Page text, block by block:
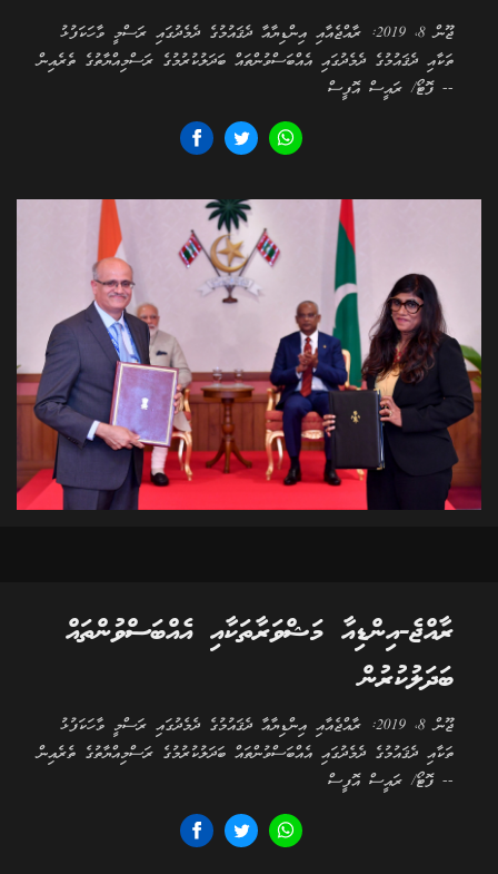
ޖޫން 8، 2019: ރާއްޖެއާއި އިންޑިޔާއާ ދެޤައުމުގެ ދެމެދުގައި ރަސްމީ ވާހަކަފުޅު
ތަކާއި ދެޤައުމުގެ ދެމެދުގައި އެއްބަސްވުންތައް ބަދަލުކުރުމުގެ ރަސްމިއްޔާތުގެ ތެރެއިން
-- ފޮޓޯ/ ރައީސް އޮފީސް
ރާއްޖެ-އިންޑިއާ މަޝްވަރާތަކާއި އެއްބަސްވުންތައް
ބަދަލުކުރުން
ޖޫން 8، 2019: ރާއްޖެއާއި އިންޑިޔާއާ ދެޤައުމުގެ ދެމެދުގައި ރަސްމީ ވާހަކަފުޅު
ތަކާއި ދެޤައުމުގެ ދެމެދުގައި އެއްބަސްވުންތައް ބަދަލުކުރުމުގެ ރަސްމިއްޔާތުގެ ތެރެއިން
-- ފޮޓޯ/ ރައީސް އޮފީސް